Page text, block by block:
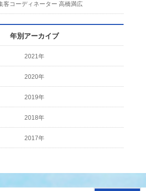
客コーディネーター 高橋満広
年別アーカイブ
2021年
2020年
2019年
2018年
2017年